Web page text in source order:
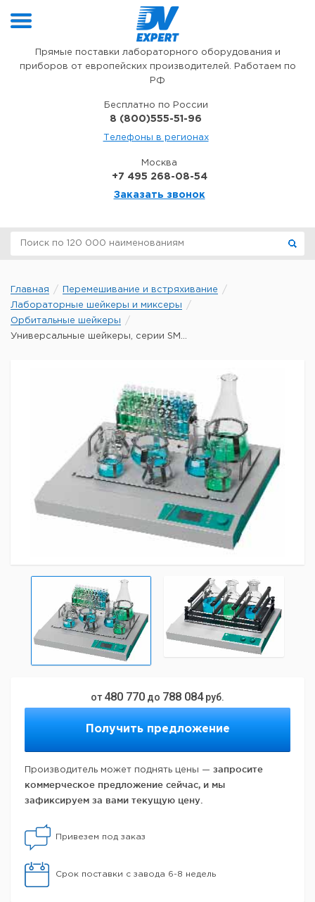
Прямые поставки лабораторного оборудования и
приборов от европейских производителей. Работаем по
РФ
Бесплатно по России
8 (800)555-51-96
Телефоны в регионах
Москва
+7 495 268-08-54
Заказать звонок
Главная
Перемешивание и встряхивание
Лабораторные шейкеры и миксеры
Орбитальные шейкеры
Универсальные шейкеры, серии SM...
от 480 770 до 788 084 руб.
Получить предложение
Производитель может поднять цены — запросите
коммерческое предложение сейчас, и мы
зафиксируем за вами текущую цену.
Привезем под заказ
Срок поставки с завода 6-8 недель